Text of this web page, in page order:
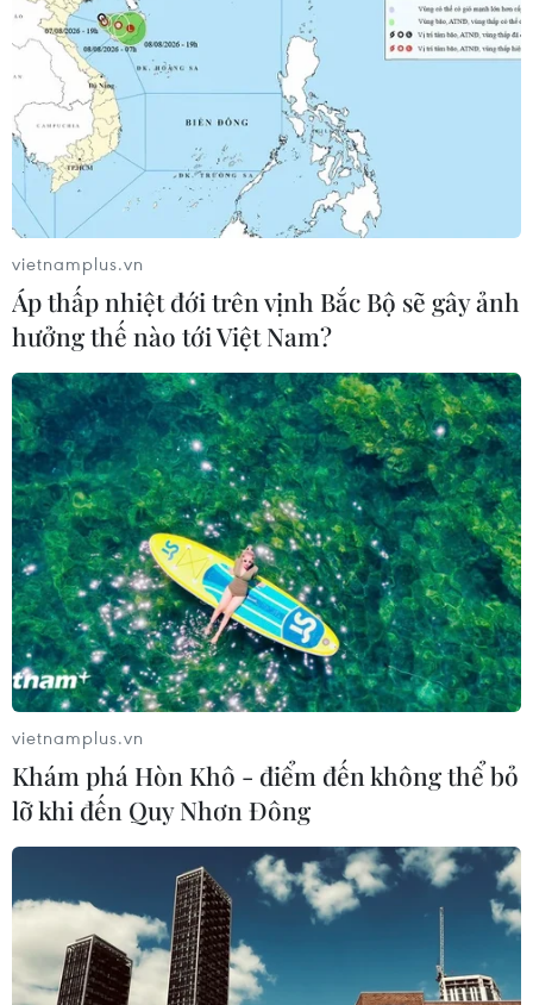
vietnamplus.vn
Áp thấp nhiệt đới trên vịnh Bắc Bộ sẽ gây ảnh
hưởng thế nào tới Việt Nam?
vietnamplus.vn
Khám phá Hòn Khô - điểm đến không thể bỏ
lỡ khi đến Quy Nhơn Đông